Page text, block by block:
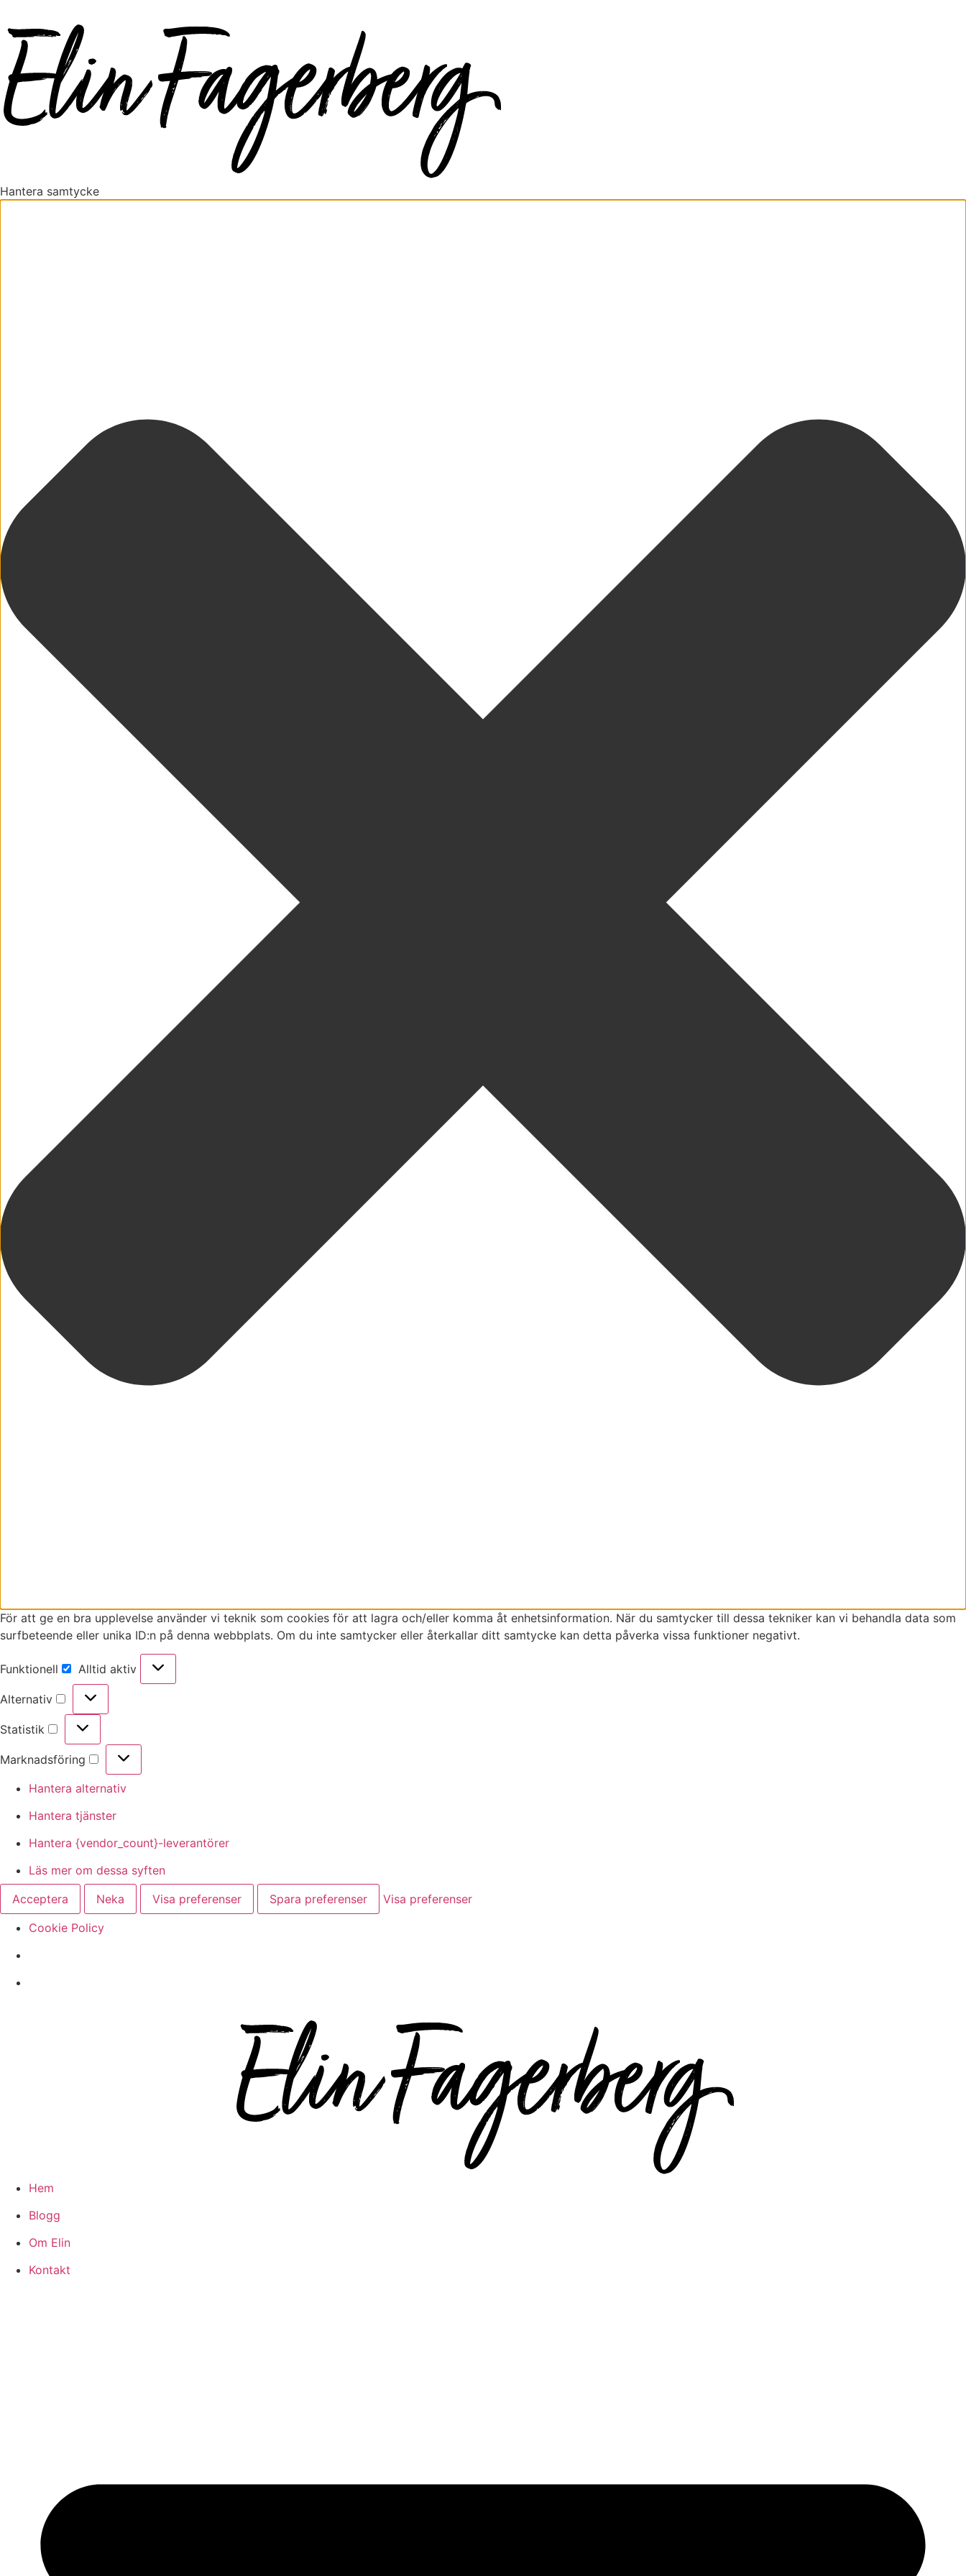
Hantera samtycke
För att ge en bra upplevelse använder vi teknik som cookies för att lagra och/eller komma åt enhetsinformation. När du samtycker till dessa tekniker kan vi behandla data som
surfbeteende eller unika ID:n på denna webbplats. Om du inte samtycker eller återkallar ditt samtycke kan detta påverka vissa funktioner negativt.
Funktionell Funktionell
Alltid aktiv
Alternativ
Alternativ
Statistik
Statistik
Marknadsföring
Marknadsföring
Hantera alternativ
Hantera tjänster
Hantera {vendor_count}-leverantörer
Läs mer om dessa syften
Acceptera
Neka Visa preferenser Spara preferenser
Visa preferenser
Cookie Policy
Hem
Blogg
Om Elin
Kontakt